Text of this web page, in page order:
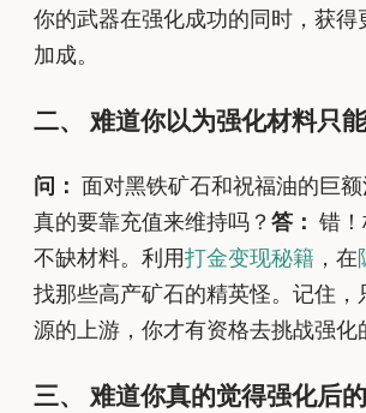
你的武器在强化成功的同时，获得
加成。
二、 难道你以为强化材料只
问： 面对黑铁矿石和祝福油的巨
真的要靠充值来维持吗？ 答： 错
不缺材料。利用打金变现秘籍 ，在
找那些高产矿石的精英怪。记住，
源的上游，你才有资格去挑战强化
三、 难道你真的觉得强化后